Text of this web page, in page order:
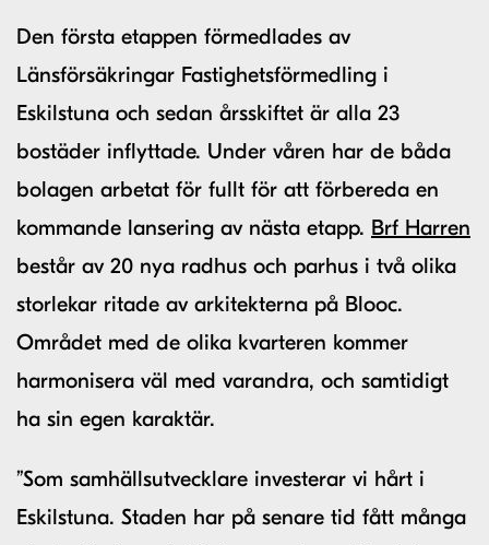
Den första etappen förmedlades av
Länsförsäkringar Fastighetsförmedling i
Eskilstuna och sedan årsskiftet är alla 23
bostäder inflyttade. Under våren har de båda
bolagen arbetat för fullt för att förbereda en
kommande lansering av nästa etapp. Brf Harren
består av 20 nya radhus och parhus i två olika
storlekar ritade av arkitekterna på Blooc.
Området med de olika kvarteren kommer
harmonisera väl med varandra, och samtidigt
ha sin egen karaktär.
”Som samhällsutvecklare investerar vi hårt i
Eskilstuna. Staden har på senare tid fått många